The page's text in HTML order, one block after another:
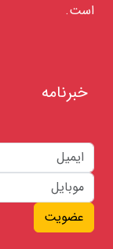
است.
خبرنامه
عضویت